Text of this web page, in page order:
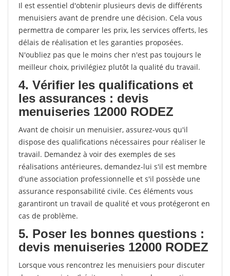
Il est essentiel d'obtenir plusieurs devis de différents
menuisiers avant de prendre une décision. Cela vous
permettra de comparer les prix, les services offerts, les
délais de réalisation et les garanties proposées.
N'oubliez pas que le moins cher n'est pas toujours le
meilleur choix, privilégiez plutôt la qualité du travail.
4. Vérifier les qualifications et
les assurances : devis
menuiseries 12000 RODEZ
Avant de choisir un menuisier, assurez-vous qu'il
dispose des qualifications nécessaires pour réaliser le
travail. Demandez à voir des exemples de ses
réalisations antérieures, demandez-lui s'il est membre
d'une association professionnelle et s'il possède une
assurance responsabilité civile. Ces éléments vous
garantiront un travail de qualité et vous protégeront en
cas de problème.
5. Poser les bonnes questions :
devis menuiseries 12000 RODEZ
Lorsque vous rencontrez les menuisiers pour discuter